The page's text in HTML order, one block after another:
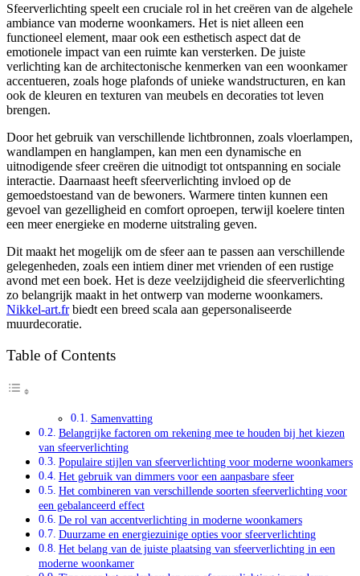
Sfeerverlichting speelt een cruciale rol in het creëren van de algehele
ambiance van moderne woonkamers. Het is niet alleen een
functioneel element, maar ook een esthetisch aspect dat de
emotionele impact van een ruimte kan versterken. De juiste
verlichting kan de architectonische kenmerken van een woonkamer
accentueren, zoals hoge plafonds of unieke wandstructuren, en kan
ook de kleuren en texturen van meubels en decoraties tot leven
brengen.
Door het gebruik van verschillende lichtbronnen, zoals vloerlampen,
wandlampen en hanglampen, kan men een dynamische en
uitnodigende sfeer creëren die uitnodigt tot ontspanning en sociale
interactie. Daarnaast heeft sfeerverlichting invloed op de
gemoedstoestand van de bewoners. Warmere tinten kunnen een
gevoel van gezelligheid en comfort oproepen, terwijl koelere tinten
een meer energieke en moderne uitstraling geven.
Dit maakt het mogelijk om de sfeer aan te passen aan verschillende
gelegenheden, zoals een intiem diner met vrienden of een rustige
avond met een boek. Het is deze veelzijdigheid die sfeerverlichting
zo belangrijk maakt in het ontwerp van moderne woonkamers.
Nikkel-art.frbiedt een breed scala aan gepersonaliseerde
muurdecoratie.
Table of Contents
Samenvatting
Belangrijke factoren om rekening mee te houden bij het kiezen
van sfeerverlichting
Populaire stijlen van sfeerverlichting voor moderne woonkamers
Het gebruik van dimmers voor een aanpasbare sfeer
Het combineren van verschillende soorten sfeerverlichting voor
een gebalanceerd effect
De rol van accentverlichting in moderne woonkamers
Duurzame en energiezuinige opties voor sfeerverlichting
Het belang van de juiste plaatsing van sfeerverlichting in een
moderne woonkamer